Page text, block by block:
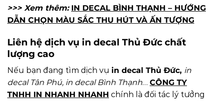
>>> Xem thêm: IN DECAL BÌNH THẠNH – HƯỚNG
DẪN CHỌN MÀU SẮC THU HÚT VÀ ẤN TƯỢNG
Liên hệ dịch vụ in decal Thủ Đức chất
lượng cao
Nếu bạn đang tìm dịch vụ in decal Thủ Đức, in
decal Tân Phú, in decal Bình Thạnh… CÔNG TY
TNHH IN NHANH NHANH chính là đối tác lý tưởng